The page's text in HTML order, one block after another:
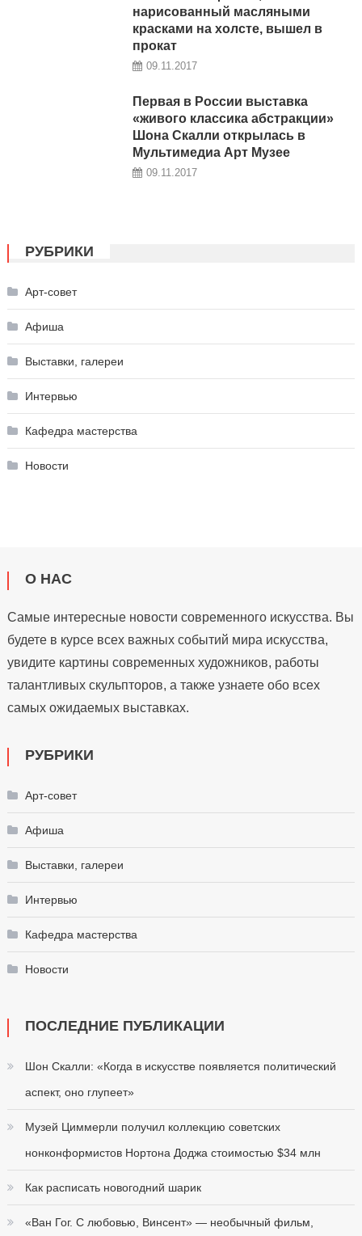
нарисованный масляными
красками на холсте, вышел в
прокат
09.11.2017
Первая в России выставка
«живого классика абстракции»
Шона Скалли открылась в
Мультимедиа Арт Музее
09.11.2017
РУБРИКИ
Арт-совет
Афиша
Выставки, галереи
Интервью
Кафедра мастерства
Новости
О НАС
Самые интересные новости современного искусства. Вы
будете в курсе всех важных событий мира искусства,
увидите картины современных художников, работы
талантливых скульпторов, а также узнаете обо всех
самых ожидаемых выставках.
РУБРИКИ
Арт-совет
Афиша
Выставки, галереи
Интервью
Кафедра мастерства
Новости
ПОСЛЕДНИЕ ПУБЛИКАЦИИ
Шон Скалли: «Когда в искусстве появляется политический
аспект, оно глупеет»
Музей Циммерли получил коллекцию советских
нонконформистов Нортона Доджа стоимостью $34 млн
Как расписать новогодний шарик
«Ван Гог. С любовью, Винсент» — необычный фильм,